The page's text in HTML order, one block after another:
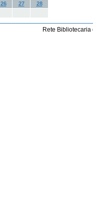
26 27
28
Rete